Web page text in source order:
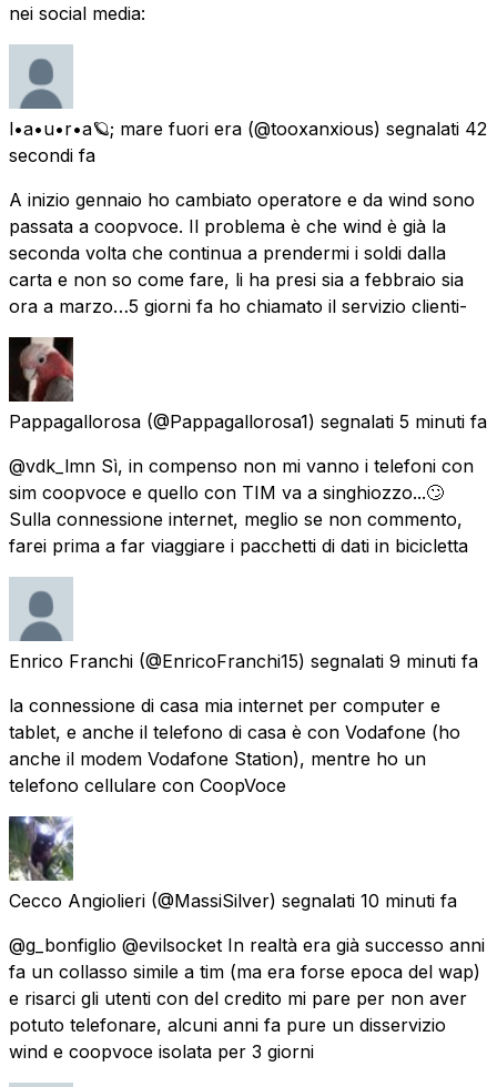
nei social media:
l•a•u•r•a🪐; mare fuori era (@tooxanxious) segnalati 42
secondi fa
A inizio gennaio ho cambiato operatore e da wind sono
passata a coopvoce. Il problema è che wind è già la
seconda volta che continua a prendermi i soldi dalla
carta e non so come fare, li ha presi sia a febbraio sia
ora a marzo…5 giorni fa ho chiamato il servizio clienti-
Pappagallorosa (@Pappagallorosa1) segnalati 5 minuti fa
@vdk_lmn Sì, in compenso non mi vanno i telefoni con
sim coopvoce e quello con TIM va a singhiozzo...🙄
Sulla connessione internet, meglio se non commento,
farei prima a far viaggiare i pacchetti di dati in bicicletta
Enrico Franchi (@EnricoFranchi15) segnalati 9 minuti fa
la connessione di casa mia internet per computer e
tablet, e anche il telefono di casa è con Vodafone (ho
anche il modem Vodafone Station), mentre ho un
telefono cellulare con CoopVoce
Cecco Angiolieri (@MassiSilver) segnalati 10 minuti fa
@g_bonfiglio @evilsocket In realtà era già successo anni
fa un collasso simile a tim (ma era forse epoca del wap)
e risarci gli utenti con del credito mi pare per non aver
potuto telefonare, alcuni anni fa pure un disservizio
wind e coopvoce isolata per 3 giorni